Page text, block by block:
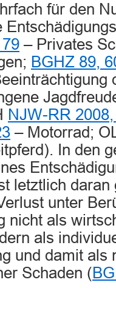
für den
– Privates
BGHZ 89,
NJW-RR
– Motorrad;
In den
letztlich daran
unter
nicht als
als
und damit als
Schaden (